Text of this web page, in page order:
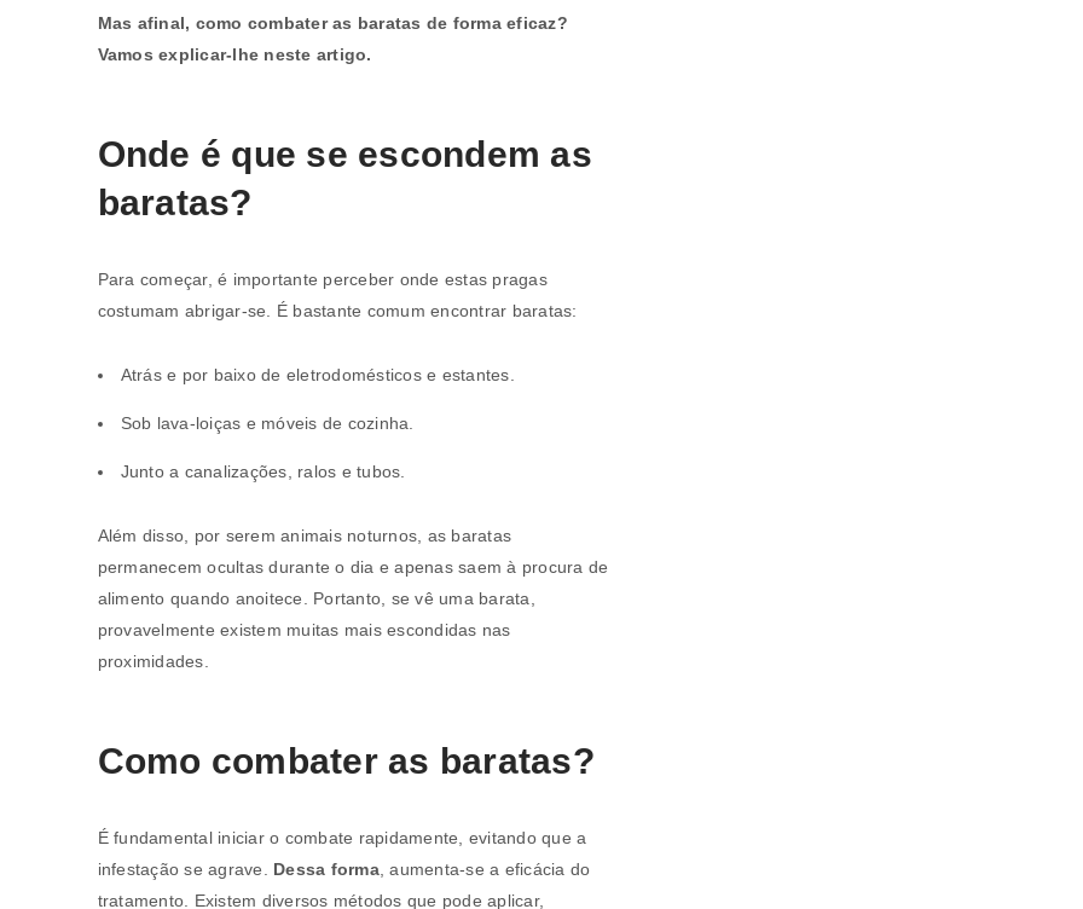
Mas afinal, como combater as baratas de forma eficaz?
Vamos explicar-lhe neste artigo.
Onde é que se escondem as
baratas?
Para começar, é importante perceber onde estas pragas
costumam abrigar-se. É bastante comum encontrar baratas:
Atrás e por baixo de eletrodomésticos e estantes.
Sob lava-loiças e móveis de cozinha.
Junto a canalizações, ralos e tubos.
Além disso, por serem animais noturnos, as baratas
permanecem ocultas durante o dia e apenas saem à procura de
alimento quando anoitece. Portanto, se vê uma barata,
provavelmente existem muitas mais escondidas nas
proximidades.
Como combater as baratas?
É fundamental iniciar o combate rapidamente, evitando que a
infestação se agrave. Dessa forma, aumenta-se a eficácia do
tratamento. Existem diversos métodos que pode aplicar,